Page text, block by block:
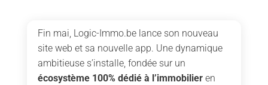
Fin mai, Logic-Immo.be lance son nouveau
site web et sa nouvelle app. Une dynamique
ambitieuse s’installe, fondée sur un
écosystème 100% dédié à l’immobilieren